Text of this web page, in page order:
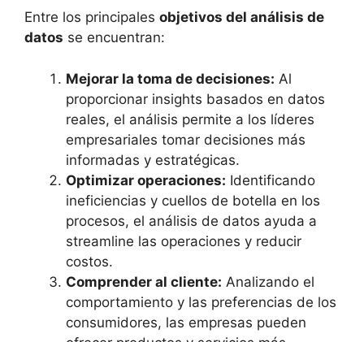
Entre los principales objetivos del análisis de
datos se encuentran:
Mejorar la toma de decisiones: Al
proporcionar insights basados en datos
reales, el análisis permite a los líderes
empresariales tomar decisiones más
informadas y estratégicas.
Optimizar operaciones: Identificando
ineficiencias y cuellos de botella en los
procesos, el análisis de datos ayuda a
streamline las operaciones y reducir
costos.
Comprender al cliente: Analizando el
comportamiento y las preferencias de los
consumidores, las empresas pueden